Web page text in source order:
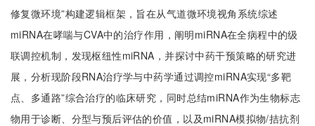
修复微环境”构建逻辑框架，旨在从气道微环境视角系统综述
miRNA在哮喘与CVA中的治疗作用，阐明miRNA在全病程中的级
联调控机制，发现枢纽性miRNA，并探讨中药干预策略的研究进
展，分析现阶段RNA治疗学与中药学通过调控miRNA实现“多靶
点、多通路”综合治疗的临床研究，同时总结miRNA作为生物标志
物用于诊断、分型与预后评估的价值，以及miRNA模拟物/拮抗剂